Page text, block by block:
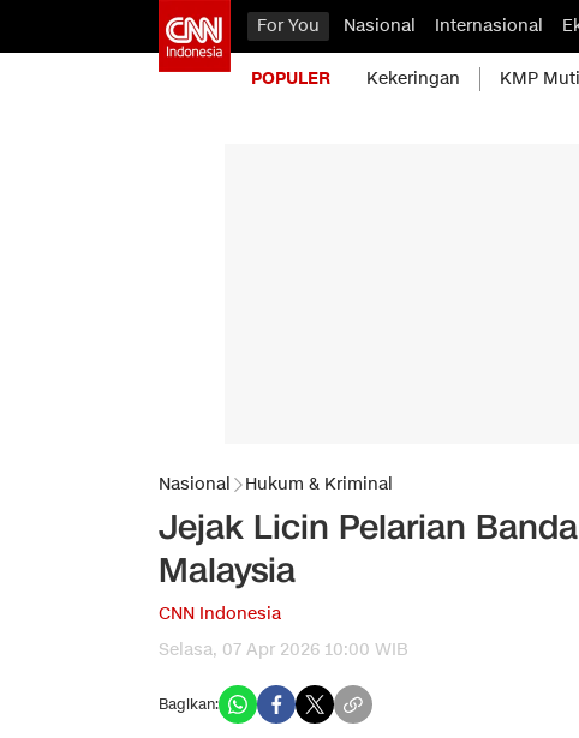
For You Nasional Internasional
POPULER Kekeringan KMP
Nasional Hukum & Kriminal
Jejak Licin Pelarian
Malaysia
CNN Indonesia
Selasa, 07 Apr 2026 10:00 WIB
Bagikan: